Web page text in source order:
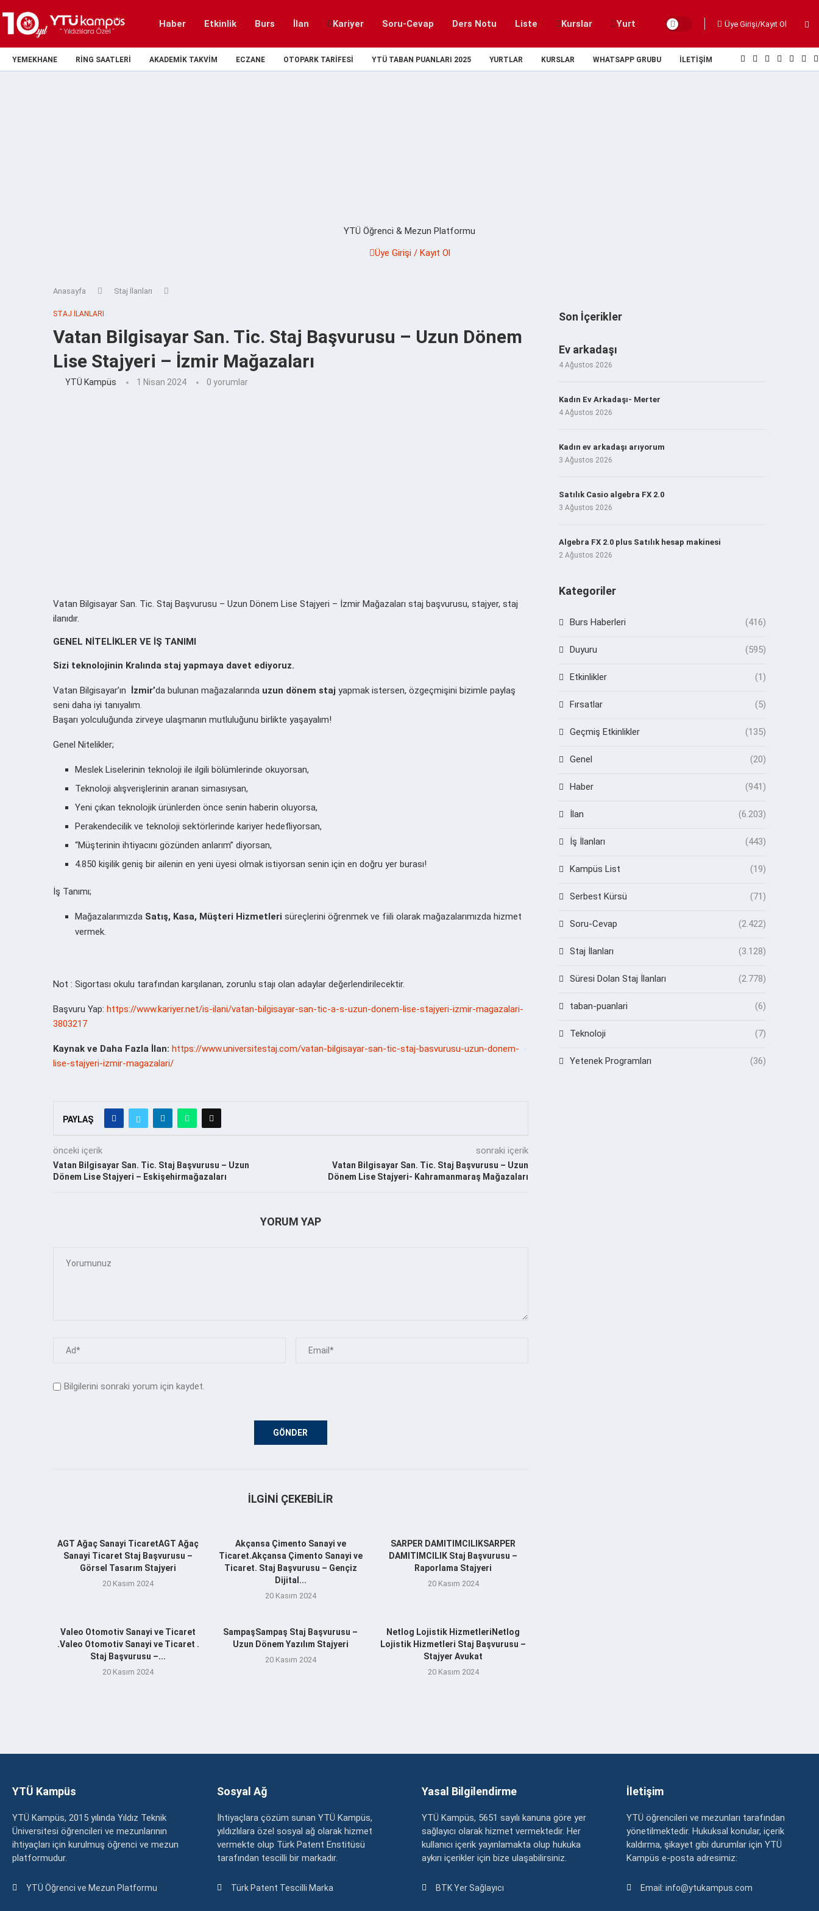
Haber Etkinlik Burs İlan Kariyer Soru-Cevap Ders Notu Liste Kurslar Yurt Üye Girişi/Kayıt Ol
YEMEKHANE RING SAATLERI AKADEMIK TAKVIM ECZANE OTOPARK TARIFESI YTÜ TABAN PUANLARI 2025 YURTLAR KURSLAR WHATSAPP GRUBU İLETIŞIM
YTÜ Öğrenci & Mezun Platformu
Üye Girişi / Kayıt Ol
Anasayfa Staj İlanları
STAJ İLANLARI
Vatan Bilgisayar San. Tic. Staj Başvurusu – Uzun Dönem
Lise Stajyeri – İzmir Mağazaları
YTÜ Kampüs 1 Nisan 2024 0 yorumlar
Vatan Bilgisayar San. Tic. Staj Başvurusu – Uzun Dönem Lise Stajyeri – İzmir Mağazaları staj başvurusu, stajyer, staj
ilanıdır.
GENEL NİTELİKLER VE İŞ TANIMI
Sizi teknolojinin Kralında staj yapmaya davet ediyoruz.
Vatan Bilgisayar’ın İzmir’da bulunan mağazalarında uzun dönem staj yapmak istersen, özgeçmişini bizimle paylaş
seni daha iyi tanıyalım.
Başarı yolculuğunda zirveye ulaşmanın mutluluğunu birlikte yaşayalım!
Genel Nitelikler;
Meslek Liselerinin teknoloji ile ilgili bölümlerinde okuyorsan,
Teknoloji alışverişlerinin aranan simasıysan,
Yeni çıkan teknolojik ürünlerden önce senin haberin oluyorsa,
Perakendecilik ve teknoloji sektörlerinde kariyer hedefliyorsan,
“Müşterinin ihtiyacını gözünden anlarım” diyorsan,
4.850 kişilik geniş bir ailenin en yeni üyesi olmak istiyorsan senin için en doğru yer burası!
İş Tanımı;
Mağazalarımızda Satış, Kasa, Müşteri Hizmetleri süreçlerini öğrenmek ve fiili olarak mağazalarımızda hizmet
vermek.
Not : Sigortası okulu tarafından karşılanan, zorunlu stajı olan adaylar değerlendirilecektir.
Başvuru Yap: https://www.kariyer.net/is-ilani/vatan-bilgisayar-san-tic-a-s-uzun-donem-lise-stajyeri-izmir-magazalari-
3803217
Kaynak ve Daha Fazla İlan: https://www.universitestaj.com/vatan-bilgisayar-san-tic-staj-basvurusu-uzun-donem-
lise-stajyeri-izmir-magazalari/
PAYLAŞ
önceki içerik
Vatan Bilgisayar San. Tic. Staj Başvurusu – Uzun
Dönem Lise Stajyeri – Eskişehirmağazaları
sonraki içerik
Vatan Bilgisayar San. Tic. Staj Başvurusu – Uzun
Dönem Lise Stajyeri- Kahramanmaraş Mağazaları
YORUM YAP
Bilgilerini sonraki yorum için kaydet.
İLGINI ÇEKEBILIR
AGT Ağaç Sanayi TicaretAGT Ağaç
Sanayi Ticaret Staj Başvurusu –
Görsel Tasarım Stajyeri
20 Kasım 2024
Akçansa Çimento Sanayi ve
Ticaret.Akçansa Çimento Sanayi ve
Ticaret. Staj Başvurusu – Gençiz
Dijital...
20 Kasım 2024
SARPER DAMITIMCILIKSARPER
DAMITIMCILIK Staj Başvurusu –
Raporlama Stajyeri
20 Kasım 2024
Valeo Otomotiv Sanayi ve Ticaret
.Valeo Otomotiv Sanayi ve Ticaret .
Staj Başvurusu –...
20 Kasım 2024
SampaşSampaş Staj Başvurusu –
Uzun Dönem Yazılım Stajyeri
20 Kasım 2024
Netlog Lojistik HizmetleriNetlog
Lojistik Hizmetleri Staj Başvurusu –
Stajyer Avukat
20 Kasım 2024
Son İçerikler
Ev arkadaşı
4 Ağustos 2026
Kadın Ev Arkadaşı- Merter
4 Ağustos 2026
Kadın ev arkadaşı arıyorum
3 Ağustos 2026
Satılık Casio algebra FX 2.0
3 Ağustos 2026
Algebra FX 2.0 plus Satılık hesap makinesi
2 Ağustos 2026
Kategoriler
Burs Haberleri (416)
Duyuru (595)
Etkinlikler (1)
Fırsatlar (5)
Geçmiş Etkinlikler (135)
Genel (20)
Haber (941)
İlan (6.203)
İş İlanları (443)
Kampüs List (19)
Serbest Kürsü (71)
Soru-Cevap (2.422)
Staj İlanları (3.128)
Süresi Dolan Staj İlanları (2.778)
taban-puanlari (6)
Teknoloji (7)
Yetenek Programları (36)
YTÜ Kampüs
YTÜ Kampüs, 2015 yılında Yıldız Teknik
Üniversitesi öğrencileri ve mezunlarının
ihtiyaçları için kurulmuş öğrenci ve mezun
platformudur.
YTÜ Öğrenci ve Mezun Platformu
Sosyal Ağ
İhtiyaçlara çözüm sunan YTÜ Kampüs,
yıldızlılara özel sosyal ağ olarak hizmet
vermekte olup Türk Patent Enstitüsü
tarafından tescilli bir markadır.
Türk Patent Tescilli Marka
Yasal Bilgilendirme
YTÜ Kampüs, 5651 sayılı kanuna göre yer
sağlayıcı olarak hizmet vermektedir. Her
kullanıcı içerik yayınlamakta olup hukuka
aykırı içerikler için bize ulaşabilirsiniz.
BTK Yer Sağlayıcı
İletişim
YTÜ öğrencileri ve mezunları tarafından
yönetilmektedir. Hukuksal konular, içerik
kaldırma, şikayet gibi durumlar için YTÜ
Kampüs e-posta adresimiz:
Email: info@ytukampus.com